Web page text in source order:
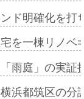
ド明確化を
を一棟リノ
雨庭」の実
浜都筑区の